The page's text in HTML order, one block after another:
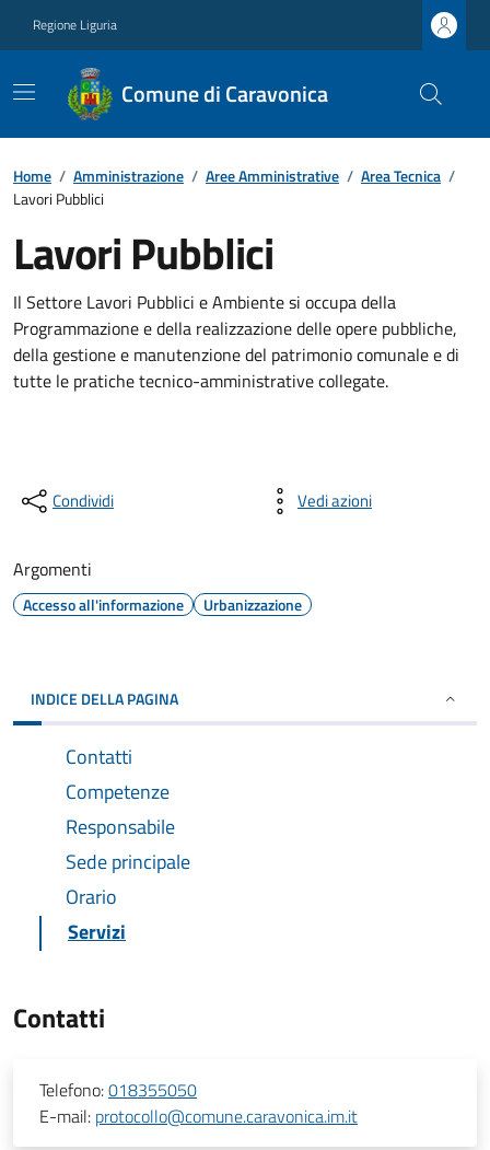
Regione Liguria
Comune di Caravonica
Home / Amministrazione / Aree Amministrative / Area Tecnica /
Lavori Pubblici
Lavori Pubblici
Il Settore Lavori Pubblici e Ambiente si occupa della
Programmazione e della realizzazione delle opere pubbliche,
della gestione e manutenzione del patrimonio comunale e di
tutte le pratiche tecnico-amministrative collegate.
Condividi Vedi azioni
Argomenti
Accesso all'informazione Urbanizzazione
INDICE DELLA PAGINA
Contatti
Competenze
Responsabile
Sede principale
Orario
Servizi
Contatti
Telefono:018355050
E-mail: protocollo@comune.caravonica.im.it